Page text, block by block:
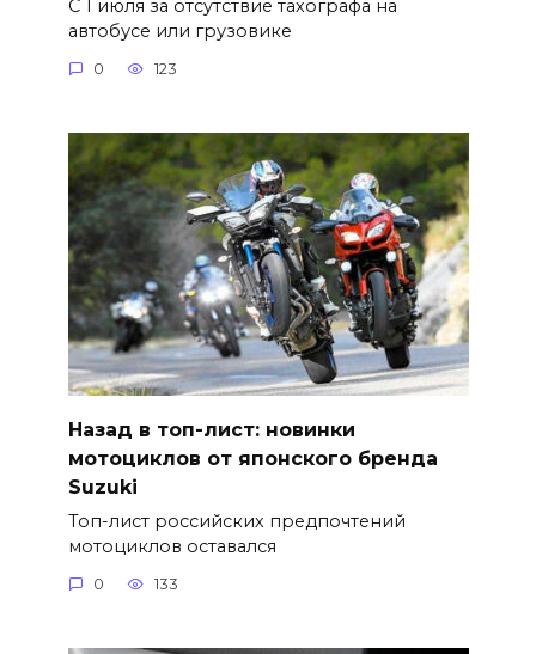
С 1 июля за отсутствие тахографа на
автобусе или грузовике
0 123
Назад в топ-лист: новинки
мотоциклов от японского бренда
Suzuki
Топ-лист российских предпочтений
мотоциклов оставался
0 133